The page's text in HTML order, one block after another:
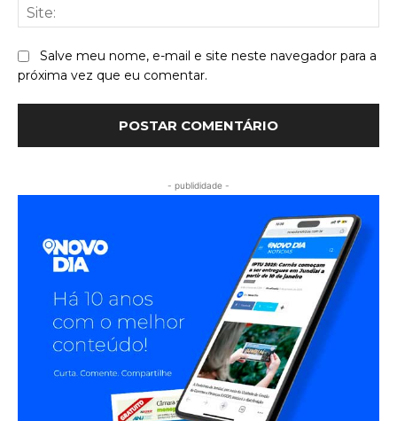
Salve meu nome, e-mail e site neste navegador para a
próxima vez que eu comentar.
- publididade -